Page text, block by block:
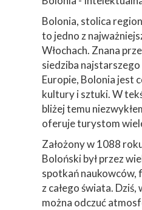
Bolonia, stolica
to jedno z
Włochach. Znana
siedziba
Europie, Bolonia jest
kultury i sztuki. W
bliżej temu
oferuje turystom
Założony w 1088
Boloński był przez
spotkań
z całego świata.
można odczuć